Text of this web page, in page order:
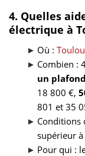
4. Quelles
électrique à
Où :
Combien :
un
18 800 €,
801 et 35
Conditions
supérieur
Pour qui :